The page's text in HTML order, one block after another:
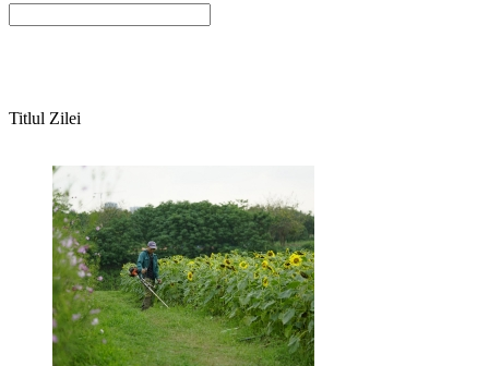
Titlul Zilei